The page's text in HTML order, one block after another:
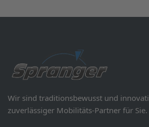
Wir sind traditionsbewusst und
zuverlässiger Mobilitäts-Partner für Sie.